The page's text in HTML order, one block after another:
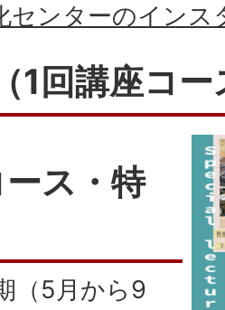
センターのイン
1回講座コ
ス・特
（5月から9